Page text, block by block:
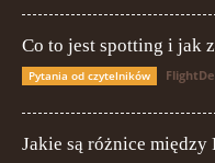
Co to jest spotting i jak
Pytania od czytelników
Jakie są różnice między